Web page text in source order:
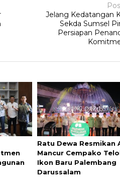
Jelang Kedatangan
Sekda Sumsel
Persiapan
Ratu Dewa Resmikan
Mancur Cempako
Ikon Baru Palembang
Darussalam